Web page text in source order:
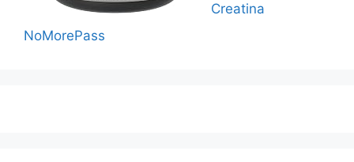
Creatina
NoMorePass